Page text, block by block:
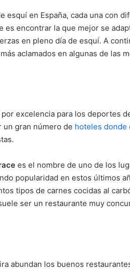
esquí en España, cada una con
es encontrar la que mejor se
en pleno día de esquí. A
aclamados en algunas de las
excelencia para los deportes
un gran número de hoteles donde
es el nombre de uno de los
popularidad en estos últimos
tipos de carnes cocidas al
ser un restaurante muy
abundan los buenos